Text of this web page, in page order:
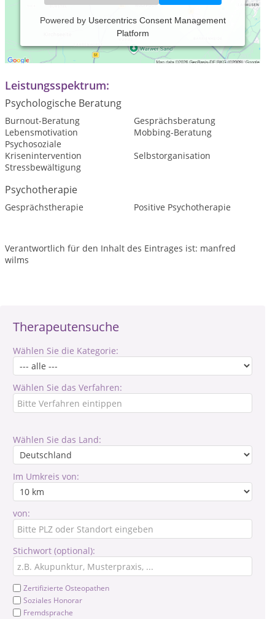
Therapeutensuche
Wählen Sie die Kategorie:
Wählen Sie das Verfahren:
Wählen Sie das Land:
Im Umkreis von:
von:
Stichwort (optional):
Zertifizierte Osteopathen
Soziales Honorar
Fremdsprache
Powered by Usercentrics Consent Management
Platform
termin nach vereinbarung
Leistungsspektrum:
Psychologische Beratung
Burnout-Beratung
Gesprächsberatung
Lebensmotivation
Mobbing-Beratung
Psychosoziale
Krisenintervention
Selbstorganisation
Stressbewältigung
Psychotherapie
Gesprächstherapie Positive Psychotherapie
Verantwortlich für den Inhalt des Eintrages ist: manfred
wilms